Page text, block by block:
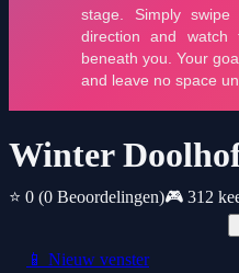
Winter
⭐ 0 (0 Beoordelingen)🎮 312
📱 Nieuw venster